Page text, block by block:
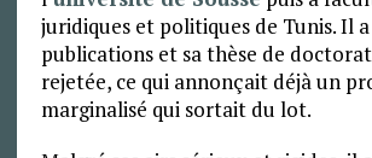
juridiques et politiques de Tunis. Il
publications et sa thèse de
rejetée, ce qui annonçait déjà un
marginalisé qui sortait du lot.